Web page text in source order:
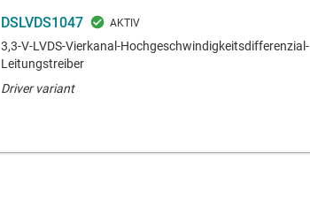
DSLVDS1047
3,3-V-LVDS-Vierkanal-Hochgeschwindigkeitsdifferenzial-
Leitungstreiber
Driver variant